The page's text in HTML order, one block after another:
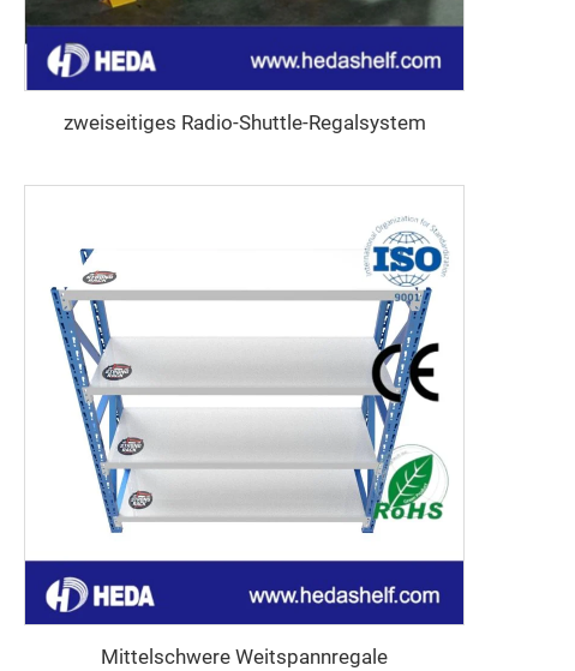
zweiseitiges Radio-Shuttle-Regalsystem
Mittelschwere Weitspannregale